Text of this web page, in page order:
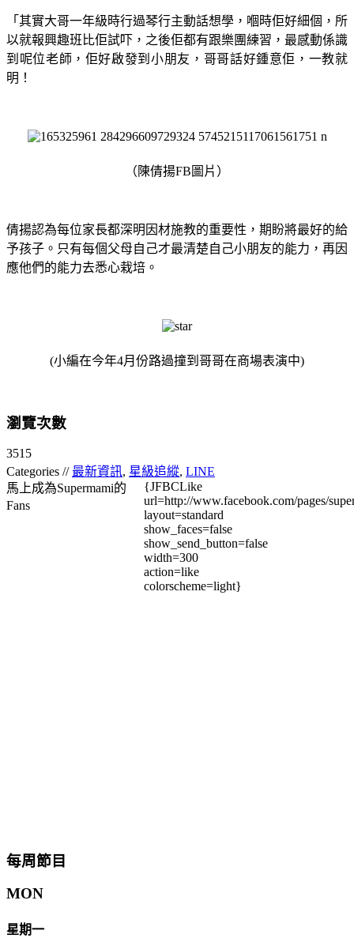
「其實大哥一年級時行過琴行主動話想學，嗰時佢好細個，所
以就報興趣班比佢試吓，之後佢都有跟樂團練習，最感動係識
到呢位老師，佢好啟發到小朋友，哥哥話好鍾意佢，一教就
明！
（陳倩揚FB圖片）
倩揚認為每位家長都深明因材施教的重要性，期盼將最好的給
予孩子。只有每個父母自己才最清楚自己小朋友的能力，再因
應他們的能力去悉心栽培。
(小編在今年4月份路過撞到哥哥在商場表演中)
瀏覽次數
3515
Categories // 最新資訊, 星級追縱, LINE
馬上成為Supermami的
Fans
{JFBCLike
url=http://www.facebook.com/pages/
layout=standard
show_faces=false
show_send_button=false
width=300
action=like
colorscheme=light}
每周節目
MON
星期一